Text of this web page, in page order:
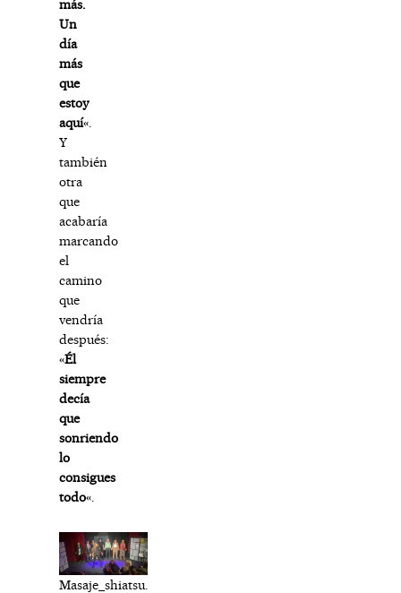
más.
Un
día
más
que
estoy
aquí«.
Y
también
otra
que
acabaría
marcando
el
camino
que
vendría
después:
«Él
siempre
decía
que
sonriendo
lo
consigues
todo«.
Masaje_shiatsu.